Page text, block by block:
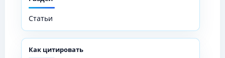
Статьи
Как цитировать